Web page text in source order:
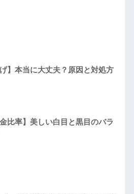
げ】本当に大丈夫？原因と対処方
金比率】美しい白目と黒目のバラ